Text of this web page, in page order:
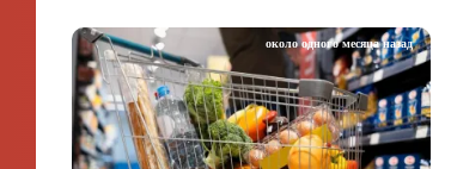
около одного месяца назад